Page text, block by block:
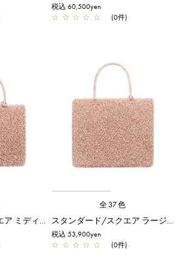
税込 60,500yen
☆ ☆ ☆ ☆ ☆ (0件)
スタンダード/スクエア ミディアム(Dリング付き)/サーモンピンク アルボルド
全37色
スタンダード/スクエア ラージ/サーモンピンク アルボルド
税込 53,900yen
☆ ☆ ☆ ☆ ☆ (0件)